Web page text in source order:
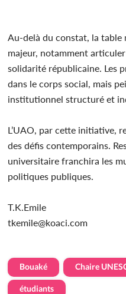
Au-delà du constat, la table
majeur, notamment
solidarité républicaine. Les
dans le corps social, mais
institutionnel structuré et
L’UAO, par cette initiative,
des défis contemporains.
universitaire franchira les
politiques publiques.
T.K.Emile
tkemile@koaci.com
Bouaké Chaire
étudiants